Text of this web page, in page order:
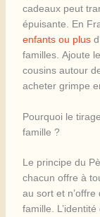
cadeaux peut
épuisante. En
enfants ou plus
familles. Ajoute
cousins autour
acheter grimpe
Pourquoi le
famille ?
Le principe du
chacun offre à
au sort et n’offre
famille.